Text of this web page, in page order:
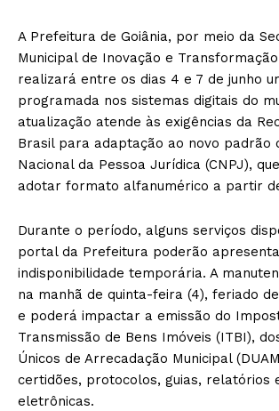
A Prefeitura de Goiânia, por meio da
Municipal de Inovação e
realizará entre os dias 4 e 7 de junho
programada nos sistemas digitais do
atualização atende às exigências da
Brasil para adaptação ao novo padrão
Nacional da Pessoa Jurídica (CNPJ),
adotar formato alfanumérico a partir
Durante o período, alguns serviços
portal da Prefeitura poderão
indisponibilidade temporária. A
na manhã de quinta-feira (4), feriado
e poderá impactar a emissão do
Transmissão de Bens Imóveis (ITBI),
Únicos de Arrecadação Municipal
certidões, protocolos, guias, relatórios
eletrônicas.